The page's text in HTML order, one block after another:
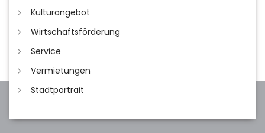
Kulturangebot
Wirtschaftsförderung
Service
Vermietungen
Stadtportrait